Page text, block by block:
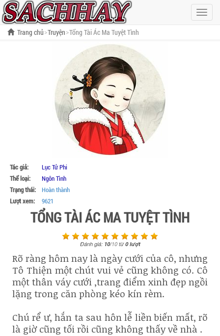
Hiện
menu
Trang chủ Truyện Tổng Tài Ác Ma Tuyệt Tình
Tác giả:
Lục Tử Phi
Thể loại:
Ngôn Tình
Trạng thái:
Hoàn thành
Lượt xem:
9621
TỔNG TÀI ÁC MA TUYỆT TÌNH
Đánh giá: 10/10từ0lượt
Rõ ràng hôm nay là ngày cưới của cô, nhưng
Tô Thiện một chút vui vẻ cũng không có. Cô
một thân váy cưới ,trang điểm xinh đẹp ngồi
lặng trong căn phòng kéo kín rèm.
Chú rể ư, hắn ta sau hôn lễ liền biến mất, rõ
là giờ cũng tối rồi cũng không thấy về nhà .